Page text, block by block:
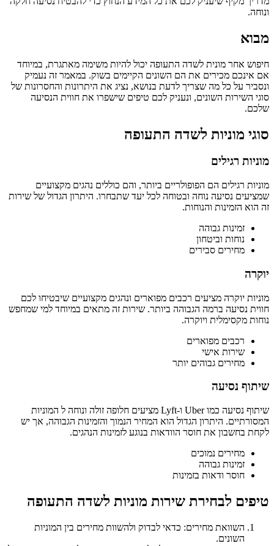
ונוחה.
מבוא
חיפוש אחר מונית לשדה התעופה יכול להיות משימה מאתגרת, במיוחד
אם אינכם מכירים את הם השונים הקיימים בשוק. במאמר זה נעמיק
ונסביר על כל מה שצריך לדעת בנושא, נציג את היתרונות והחסרונות של
סוגי השירות השונים, ונעניק לכם טיפים שישפרו את חווית הנסיעה
שלכם.
סוגי מוניות לשדה התעופה
מוניות רגילים
מוניות רגילים הם הפופולריים ביותר, והם כוללים נהגים מקצועיים
שמציעים נסיעה נוחה ובטוחה לכל יעד שתבחרו. היתרון הגדול של שירות
זה הוא הזמינות והנוחות.
זמינות גבוהה
נוחות וביטחון
מחירים סבירים
יוקרה
מוניות יוקרה מציעים רכבים מפוארים ונהגים מקצועיים שיבטיחו לכם
חווית נסיעה ברמה הגבוהה ביותר. שירות זה מתאים במיוחד למי שמחפש
נוחות מקסימלית ויוקרה.
רכבים מפוארים
שירות אישי
מחירים גבוהים יותר
שיתוף נסיעה
שיתוף נסיעה כמו Uber ו-Lyft מציעים חלופה זולה ונוחה ל המוניות
המסורתיים. היתרון הגדול הוא המחיר הנמוך והזמינות הגבוהה, אך יש
לקחת בחשבון את חוסר הוודאות בנוגע לזמינות הנהגים.
מחירים נמוכים
זמינות גבוהה
חוסר ודאות בזמינות
טיפים לבחירת שירות מוניות לשדה התעופה
השוואת מחירים: כדאי לבדוק ולהשוות מחירים בין המוניות
השונים.